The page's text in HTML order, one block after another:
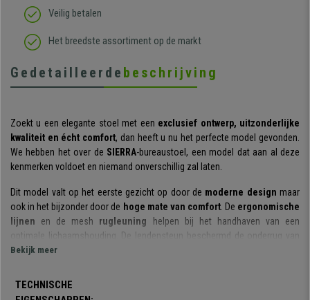
Veilig betalen
Het breedste assortiment op de markt
Gedetailleerde beschrijving
Zoekt u een elegante stoel met een exclusief ontwerp, uitzonderlijke
kwaliteit en écht comfort, dan heeft u nu het perfecte model gevonden.
We hebben het over de SIERRA-bureaustoel, een model dat aan al deze
kenmerken voldoet en niemand onverschillig zal laten.
Dit model valt op het eerste gezicht op door de moderne design maar
ook in het bijzonder door de hoge mate van comfort. De ergonomische
lijnen en de mesh rugleuning helpen bij het handhaven van een
optimale lichaamshouding. De lendensteun beschermd de onderrug van
overbelasting. Noemenswaardig is de
Een ander aspect dat moet worden opgemerkt is het
Bekijk meer
TECHNISCHE